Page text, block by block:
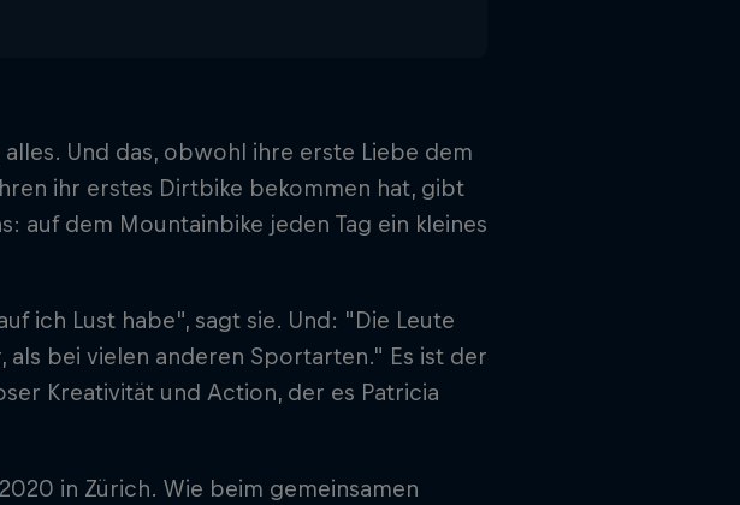
alles. Und das, obwohl ihre erste Liebe dem
ihr erstes Dirtbike bekommen hat, gibt
auf dem Mountainbike jeden Tag ein kleines
ich Lust habe", sagt sie. Und: "Die Leute
bei vielen anderen Sportarten." Es ist der
Kreativität und Action, der es Patricia
in Zürich. Wie beim gemeinsamen